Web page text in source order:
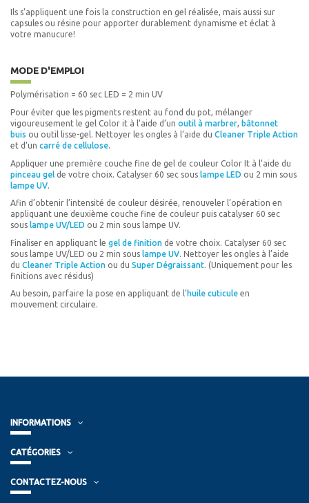
Ils s'appliquent une fois la construction en gel réalisée, mais aussi sur
capsules ou résine pour apporter durablement dynamisme et éclat à
votre manucure!
MODE D'EMPLOI
Polymérisation = 60 sec LED = 2 min UV
Pour éviter que les pigments restent au fond du pot, mélanger
vigoureusement le gel Color it à l’aide d’un outil à marbrer, bâtonnet
buis ou outil lisse-gel. Nettoyer les ongles à l’aide du Cleaner Triple Action
et d’un carré de cellulose.
Appliquer une première couche fine de gel de couleur Color It à l’aide du
pinceau gel de votre choix. Catalyser 60 sec sous lampe LED ou 2 min sous
lampe UV
Afin d’obtenir l’intensité de couleur désirée, renouveler l’opération en
appliquant une deuxième couche fine de couleur puis catalyser 60 sec
sous lampe UV/LED ou 2 min sous lampe UV.
Finaliser en appliquant le gel de finition de votre choix. Catalyser 60 sec
sous lampe UV/LED ou 2 min sous lampe UV. Nettoyer les ongles à l’aide
du Cleaner Triple Action ou du Super Dégraissant. (Uniquement pour les
finitions avec résidus)
Au besoin, parfaire la pose en appliquant de l’ huile cuticule en
mouvement circulaire.
INFORMATIONS
CATÉGORIES
CONTACTEZ-NOUS